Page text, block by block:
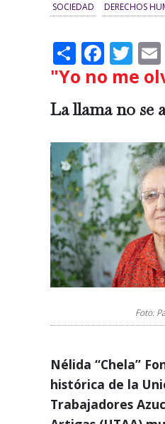
SOCIEDAD DERECHOS
Share
"Yo no me
La llama no se
Foto:
Nélida “Chela”
histórica de la
Trabajadores